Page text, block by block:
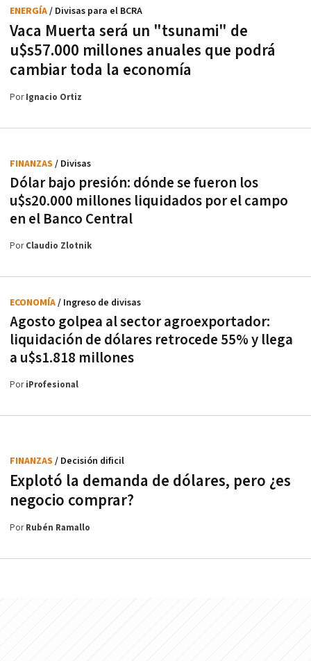
Vaca Muerta será un "tsunami" de
u$s57.000 millones anuales que podrá
cambiar toda la economía
ENERGÍA/ Divisas para el BCRA
PorIgnacio Ortiz
Dólar bajo presión: dónde se fueron los
u$s20.000 millones liquidados por el campo
en el Banco Central
FINANZAS / Divisas
PorClaudio Zlotnik
Agosto golpea al sector agroexportador:
liquidación de dólares retrocede 55% y llega
a u$s1.818 millones
ECONOMÍA/ Ingreso de divisas
PoriProfesional
Explotó la demanda de dólares, pero ¿es
negocio comprar?
FINANZAS / Decisión dificil
PorRubén Ramallo